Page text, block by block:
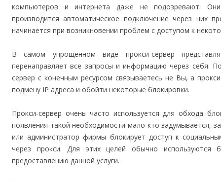
компьютеров и интернета даже не подозревают.
производится автоматическое подключение через них
начинается при возникновении проблем с доступом к
В самом упрощенном виде прокси-сервер
перенаправляет все запросы и информацию через себя.
сервер с конечным ресурсом связываетесь не Вы, а
подмену IP адреса и обойти некоторые блокировки.
Прокси-сервер очень часто используется для обхода
появления такой необходимости мало кто задумывается,
или администратор фирмы блокирует доступ к
через прокси. Для этих целей обычно используются
предоставлению данной услуги.